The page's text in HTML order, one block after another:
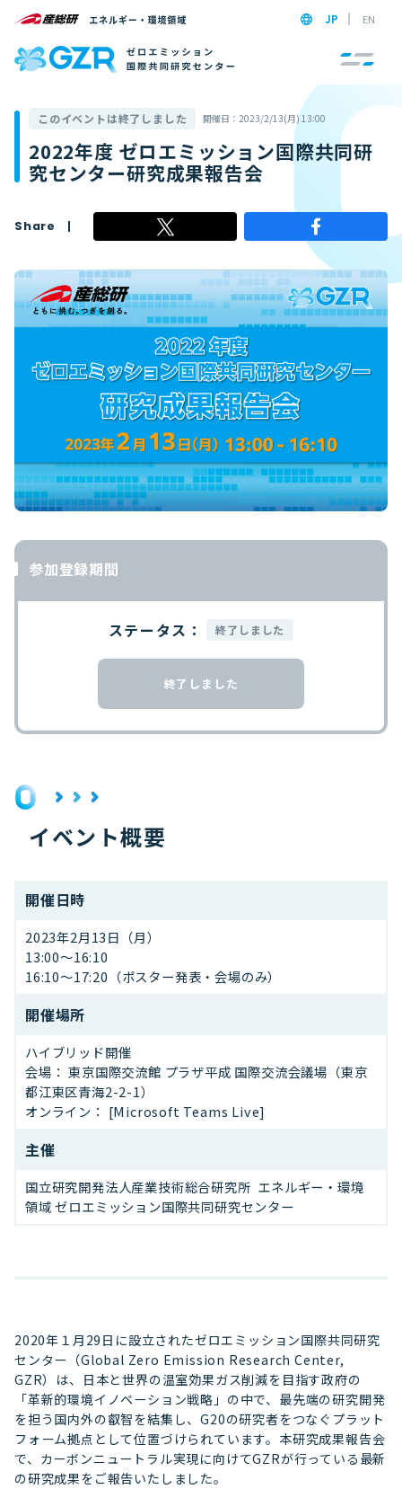
JP EN
このイベントは終了しました 開催日：2023/2/13(月) 13:00
2022年度 ゼロエミッション国際共同研
究センター研究成果報告会
Share
参加登録期間
ステータス： 終了しました
終了しました
イベント概要
開催日時
2023年2月13日（月）
13:00～16:10
16:10～17:20（ポスター発表・会場のみ）
開催場所
ハイブリッド開催
会場： 東京国際交流館 プラザ平成 国際交流会議場（東京
都江東区青海2-2-1）
オンライン： [Microsoft Teams Live]
主催
国立研究開発法人産業技術総合研究所 エネルギー・環境
領域 ゼロエミッション国際共同研究センター
2020年１月29日に設立されたゼロエミッション国際共同研究
センター（Global Zero Emission Research Center,
GZR）は、日本と世界の温室効果ガス削減を目指す政府の
「革新的環境イノベーション戦略」の中で、最先端の研究開発
を担う国内外の叡智を結集し、G20の研究者をつなぐプラット
フォーム拠点として位置づけられています。本研究成果報告会
で、カーボンニュートラル実現に向けてGZRが行っている最新
の研究成果をご報告いたしました。